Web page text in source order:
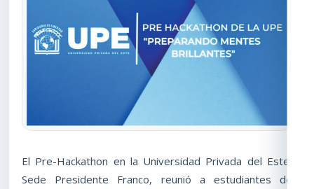
El Pre-Hackathon en la Universidad Privada del Este,
Sede Presidente Franco, reunió a estudiantes de